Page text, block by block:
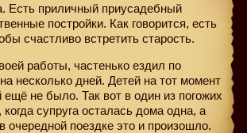
Есть приличный приусадебный
постройки. Как говорится, есть
счастливо встретить старость.
работы, частенько ездил по
несколько дней. Детей на тот момент
ещё не было. Так вот в один из погожих
супруга осталась дома одна, а
очередной поездке это и произошло.